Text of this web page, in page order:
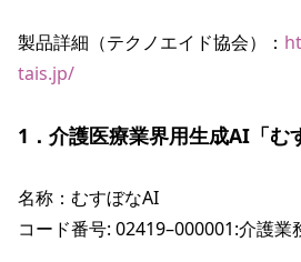
製品詳細（テクノエイド協会）：
tais.jp/
1．介護医療業界用生成AI「む
名称：むすぼなAI
コード番号: 02419–000001:介護業